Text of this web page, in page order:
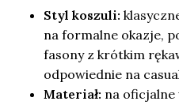
Styl koszuli:
na formalne okazje,
fasony z krótkim
odpowiednie na
Materiał: na